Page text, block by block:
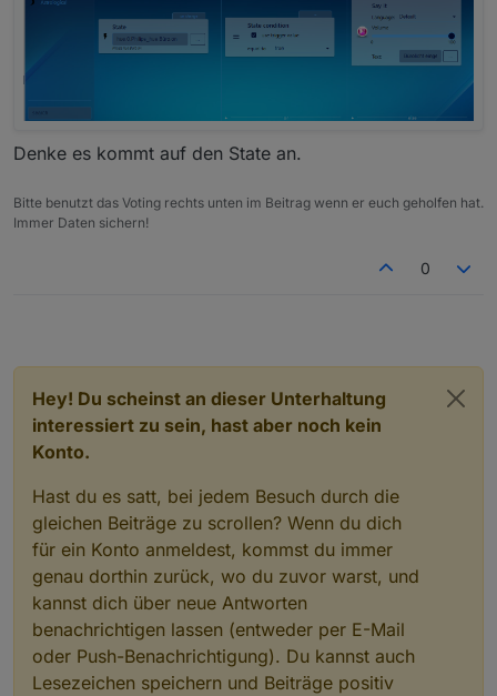
Denke es kommt auf den State an.
Bitte benutzt das Voting rechts unten im Beitrag wenn er euch geholfen hat.
Immer Daten sichern!
0
Hey! Du scheinst an dieser Unterhaltung
interessiert zu sein, hast aber noch kein
Konto.
Hast du es satt, bei jedem Besuch durch die
gleichen Beiträge zu scrollen? Wenn du dich
für ein Konto anmeldest, kommst du immer
genau dorthin zurück, wo du zuvor warst, und
kannst dich über neue Antworten
benachrichtigen lassen (entweder per E-Mail
oder Push-Benachrichtigung). Du kannst auch
Lesezeichen speichern und Beiträge positiv